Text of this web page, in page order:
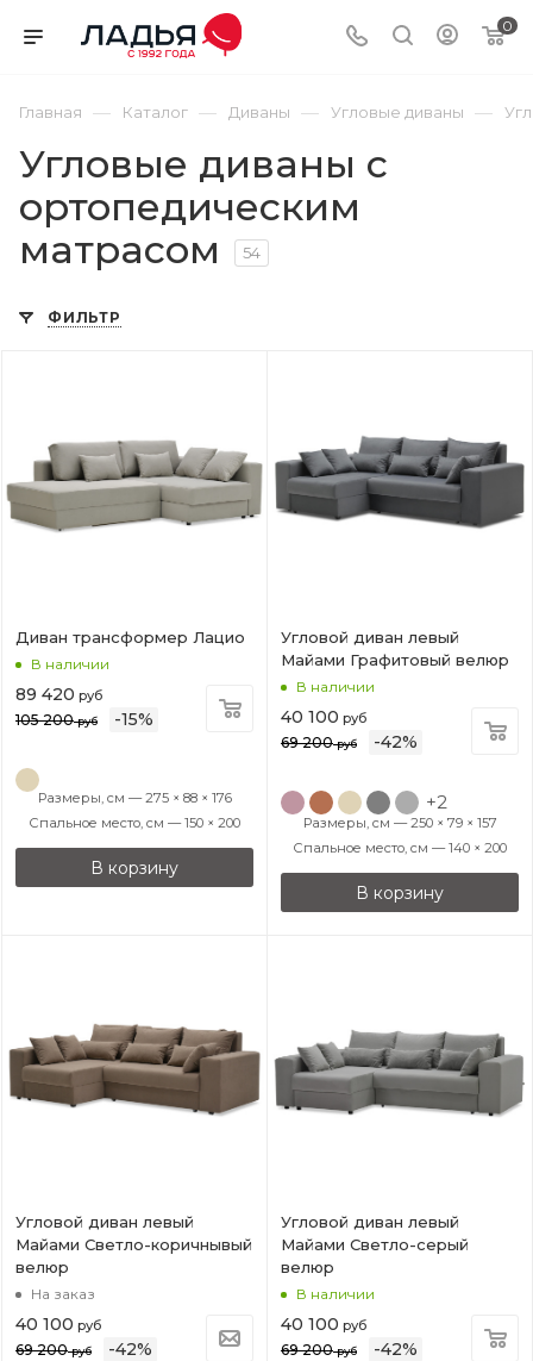
0
Главная — Каталог — Диваны — Угловые диваны —
Угловые диваны с
ортопедическим
матрасом
54
ФИЛЬТР
Диван трансформер Лацио
В наличии
89 420 руб
105 200руб -15%
Размеры, см — 275 × 88 × 176
Спальное место, см — 150 × 200
В корзину
Угловой диван левый
Майами Графитовый велюр
В наличии
40 100 руб
69 200руб -42%
+2
Размеры, см — 250 × 79 × 157
Спальное место, см — 140 × 200
В корзину
Угловой диван левый
Майами Светло-коричнывый
велюр
На заказ
40 100 руб
69 200руб -42%
Угловой диван левый
Майами Светло-серый
велюр
В наличии
40 100 руб
69 200руб -42%